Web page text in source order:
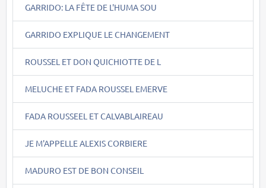
GARRIDO: LA FÊTE DE L'HUMA SOU
GARRIDO EXPLIQUE LE CHANGEMENT
ROUSSEL ET DON QUICHIOTTE DE L
MELUCHE ET FADA ROUSSEL EMERVE
FADA ROUSSEEL ET CALVABLAIREAU
JE M'APPELLE ALEXIS CORBIERE
MADURO EST DE BON CONSEIL